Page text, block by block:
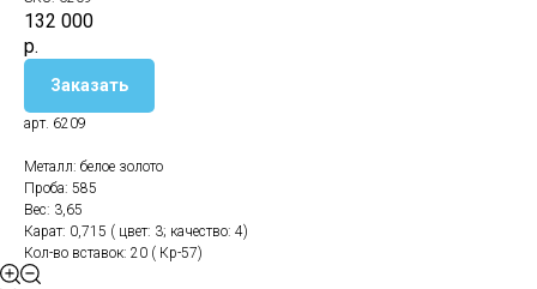
132 000
р.
Заказать
арт. 6209
Металл: белое золото
Проба: 585
Вес: 3,65
Карат: 0,715 ( цвет: 3; качество: 4)
Кол-во вставок: 20 ( Кр-57)